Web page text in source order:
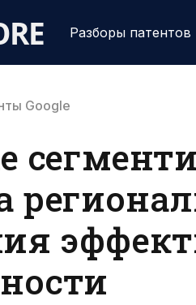
Разборы патентов
Google